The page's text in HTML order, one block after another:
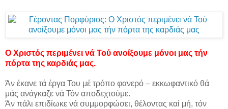
Ο Χριστός περιμένει νά Τού ανοίξουμε μόνοι μας τήν
πόρτα της καρδιάς μας.
Άν έκανε τά έργα Του μέ τρόπο φανερό – εκκωφαντικό θά
μάς ανάγκαζε νά Τόν αποδεχτούμε.
Άν πάλι επιδίωκε νά συμμορφώσει, θέλοντας καί μή, τόν